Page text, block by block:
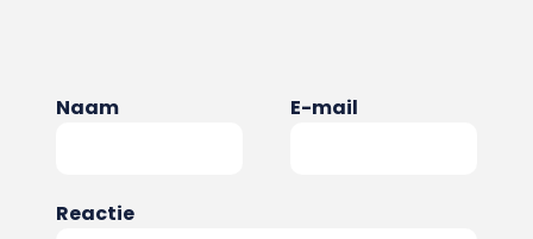
Naam E-mail
Reactie